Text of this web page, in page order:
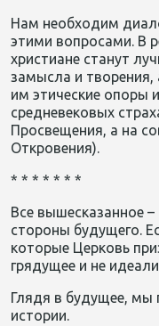
Нам необходим
этими вопросами. В
христиане станут
замысла и
им этические опоры
средневековых
Просвещения, а на
Откровения).
* * * * * * *
Все вышесказанное
стороны будущего.
которые Церковь
грядущее и не
Глядя в будущее, мы
истории.